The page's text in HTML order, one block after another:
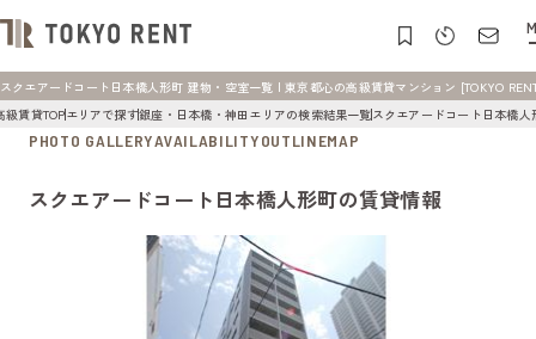
スクエアードコート日本橋人形町 建物・空室一覧 | 東京都心の高級賃貸マンション [TOKYO
級賃貸TOPエリアで探す銀座・日本橋・神田エリアの検索結果一覧スクエアードコート日本橋
PHOTO GALLERYAVAILABILITYOUTLINEMAP
スクエアードコート日本橋人形町の賃貸情報